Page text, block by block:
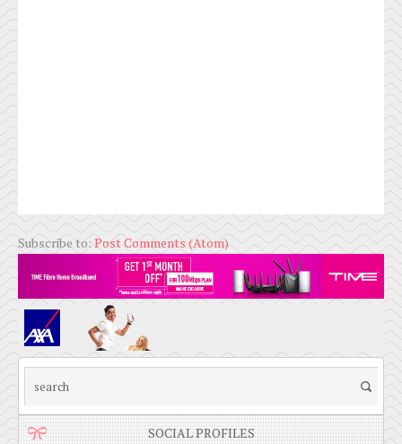
Subscribe to:Post Comments (Atom)
SOCIAL PROFILES